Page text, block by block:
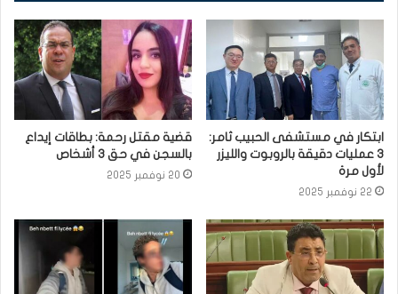
ابتكار في مستشفى الحبيب ثامر:
3 عمليات دقيقة بالروبوت والليزر
لأول مرة
22 نوفمبر 2025
قضية مقتل رحمة: بطاقات إيداع
بالسجن في حق 3 أشخاص
20 نوفمبر 2025